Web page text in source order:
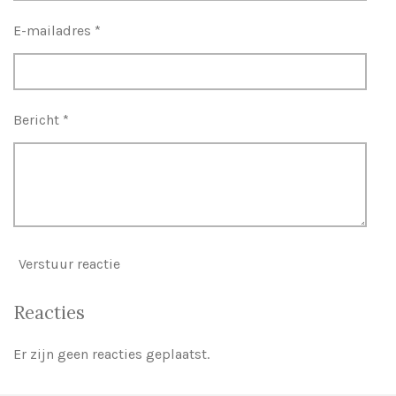
E-mailadres *
Bericht *
Verstuur reactie
Reacties
Er zijn geen reacties geplaatst.